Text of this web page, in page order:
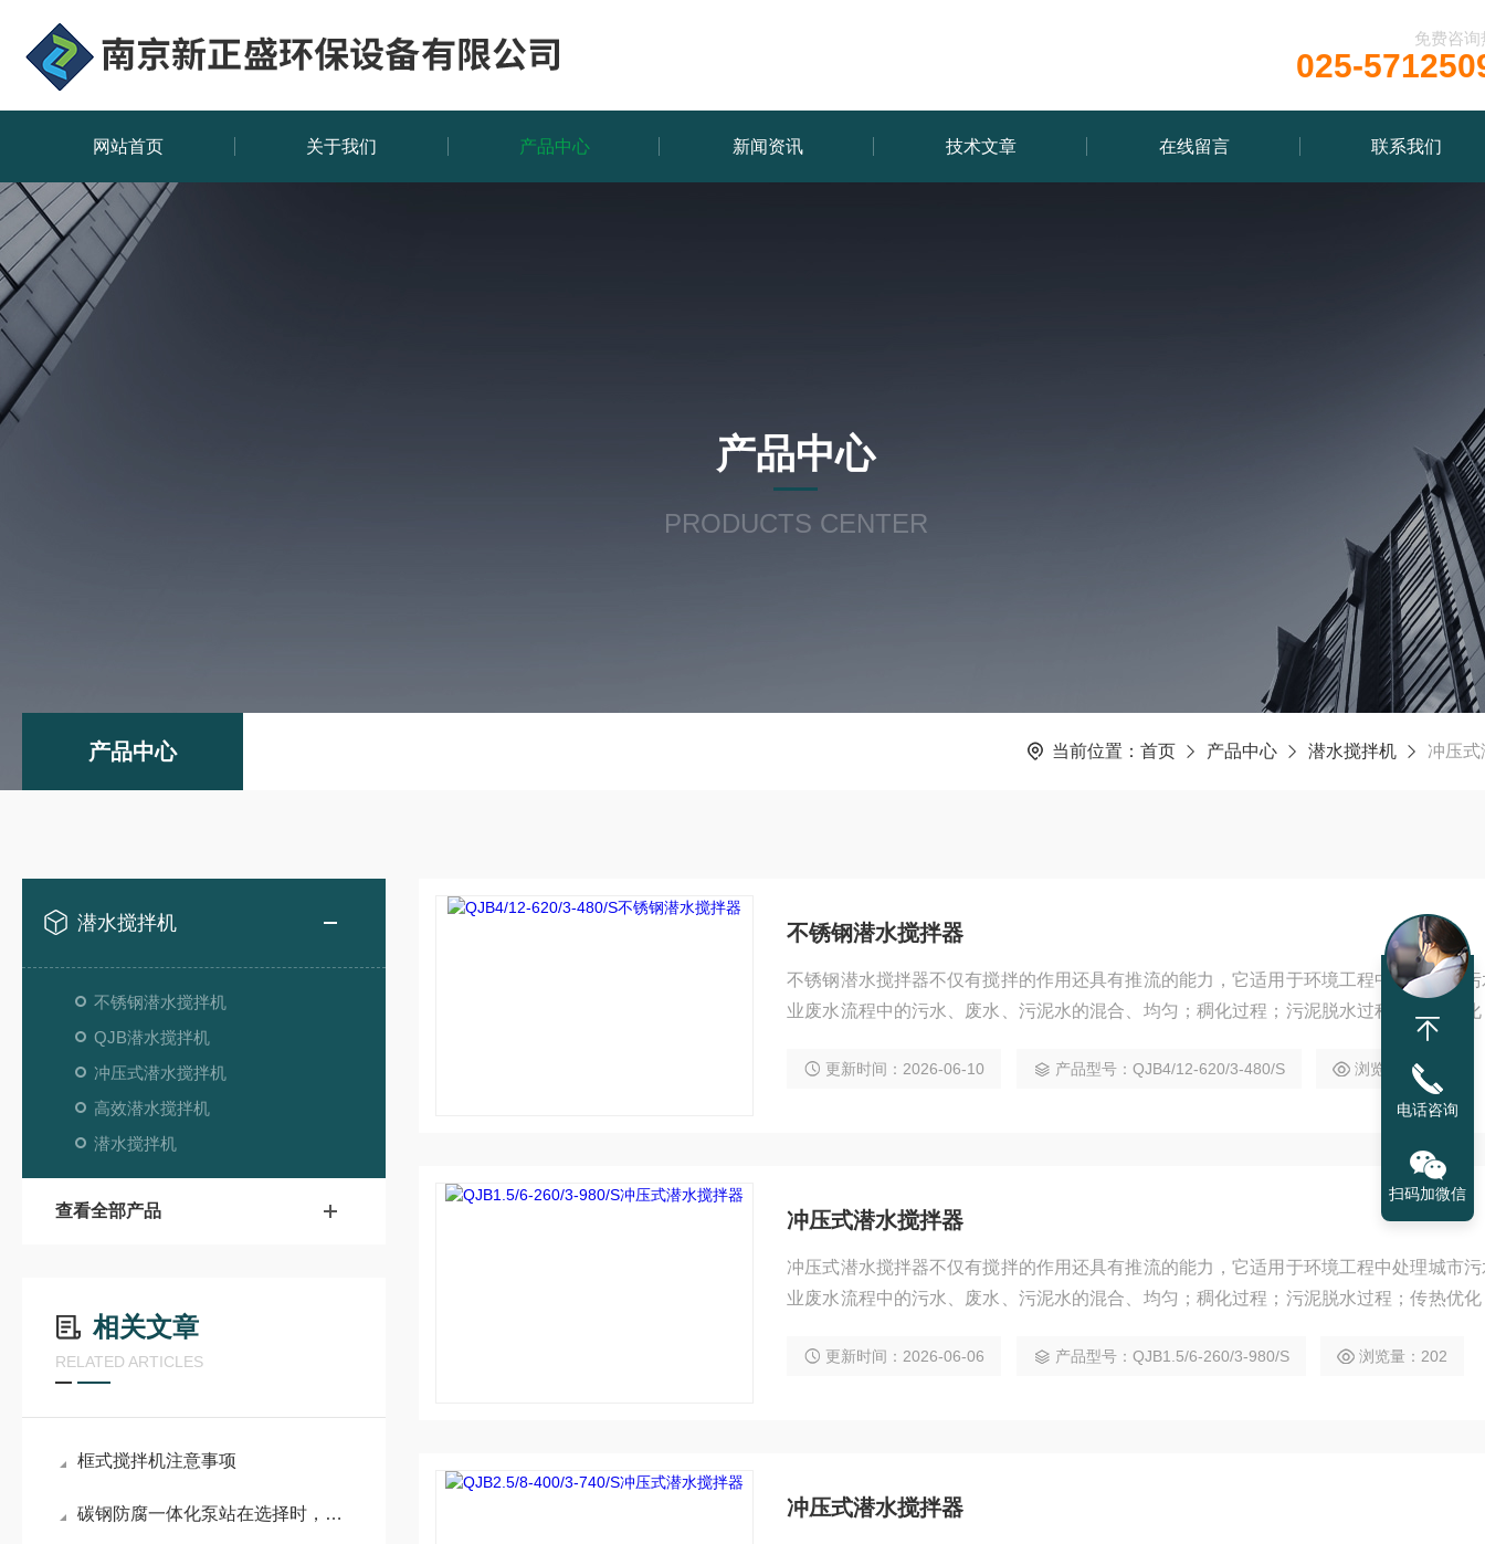
免费咨询
025-
网站首页 关于我们 产品中心 新闻资讯 技术文章 在线留言 联系我们
产品中心
PRODUCTS CENTER
产品中心 当前位置： 首页 产品中心 潜水搅拌机 冲压
潜水搅拌机
不锈钢潜水搅拌机
QJB潜水搅拌机
冲压式潜水搅拌机
高效潜水搅拌机
潜水搅拌机
查看全部产品
相关文章
RELATED ARTICLES
框式搅拌机注意事项
碳钢防腐一体化泵站在选择时，需要考虑多种因素
不锈钢潜水搅拌器
不锈钢潜水搅拌器不仅有搅拌的作用还具有推流的能力，它适用于环境工程中处理城市
业废水流程中的污水、废水、污泥水的混合、均匀；稠化过程；污泥脱水过程；传热优
更新时间：2026-06-10 产品型号：QJB4/12-620/3-480/S 浏览量：176
冲压式潜水搅拌器
冲压式潜水搅拌器不仅有搅拌的作用还具有推流的能力，它适用于环境工程中处理城市
业废水流程中的污水、废水、污泥水的混合、均匀；稠化过程；污泥脱水过程；传热优
更新时间：2026-06-06 产品型号：QJB1.5/6-260/3-980/S 浏览量：202
冲压式潜水搅拌器
电话咨询
扫码加微信